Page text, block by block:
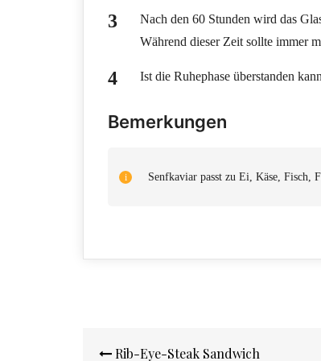
Nach den 60 Stunden wird das
Während dieser Zeit sollte immer
Ist die Ruhephase überstanden
Bemerkungen
Senfkaviar passt zu Ei, Käse, Fisch,
Rib-Eye-Steak Sandwich